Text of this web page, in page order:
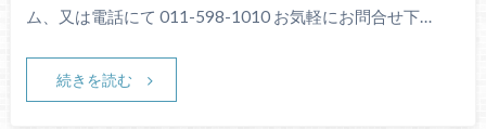
ム、又は電話にて 011-598-1010 お気軽にお問合せ下…
続きを読む